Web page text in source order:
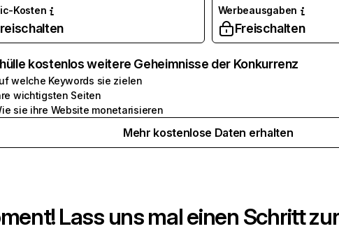
Kosten Werbeausgaben
Freischalten
kostenlos weitere Geheimnisse der Konkurrenz
welche Keywords sie zielen
wichtigsten Seiten
sie ihre Website monetarisieren
Mehr kostenlose Daten erhalten
Lass uns mal einen Schritt